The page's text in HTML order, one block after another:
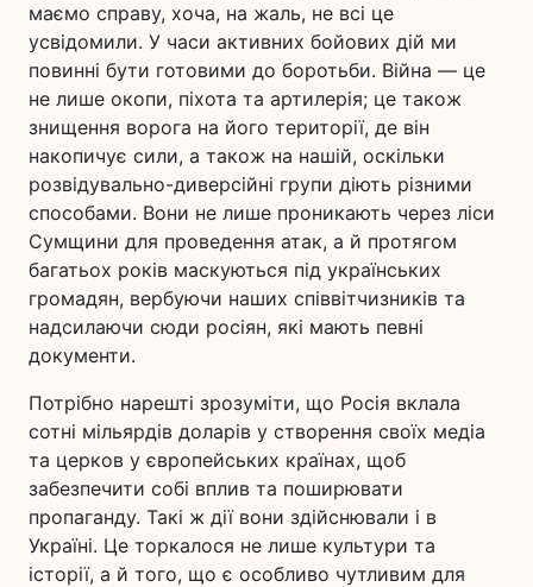
маємо справу, хоча, на жаль, не всі це
усвідомили. У часи активних бойових дій ми
повинні бути готовими до боротьби. Війна — це
не лише окопи, піхота та артилерія; це також
знищення ворога на його території, де він
накопичує сили, а також на нашій, оскільки
розвідувально-диверсійні групи діють різними
способами. Вони не лише проникають через ліси
Сумщини для проведення атак, а й протягом
багатьох років маскуються під українських
громадян, вербуючи наших співвітчизників та
надсилаючи сюди росіян, які мають певні
документи.
Потрібно нарешті зрозуміти, що Росія вклала
сотні мільярдів доларів у створення своїх медіа
та церков у європейських країнах, щоб
забезпечити собі вплив та поширювати
пропаганду. Такі ж дії вони здійснювали і в
Україні. Це торкалося не лише культури та
історії, а й того, що є особливо чутливим для